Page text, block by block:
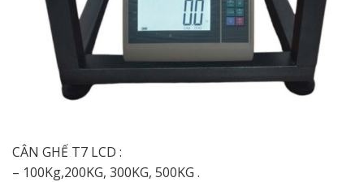
CÂN GHẾ T7 LCD :
– ​​100Kg,200KG, 300KG, 500KG .